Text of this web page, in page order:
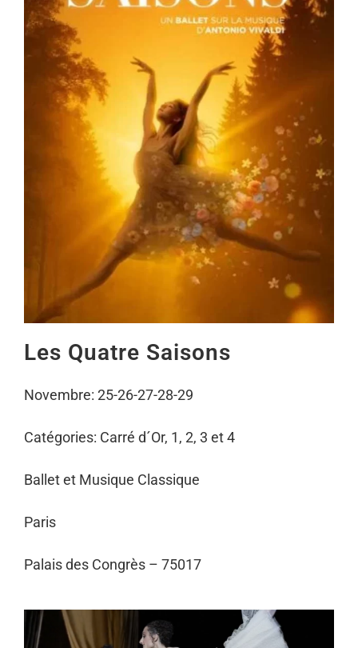
Les Quatre Saisons
Novembre: 25-26-27-28-29
Catégories: Carré d´Or, 1, 2, 3 et 4
Ballet et Musique Classique
Paris
Palais des Congrès – 75017